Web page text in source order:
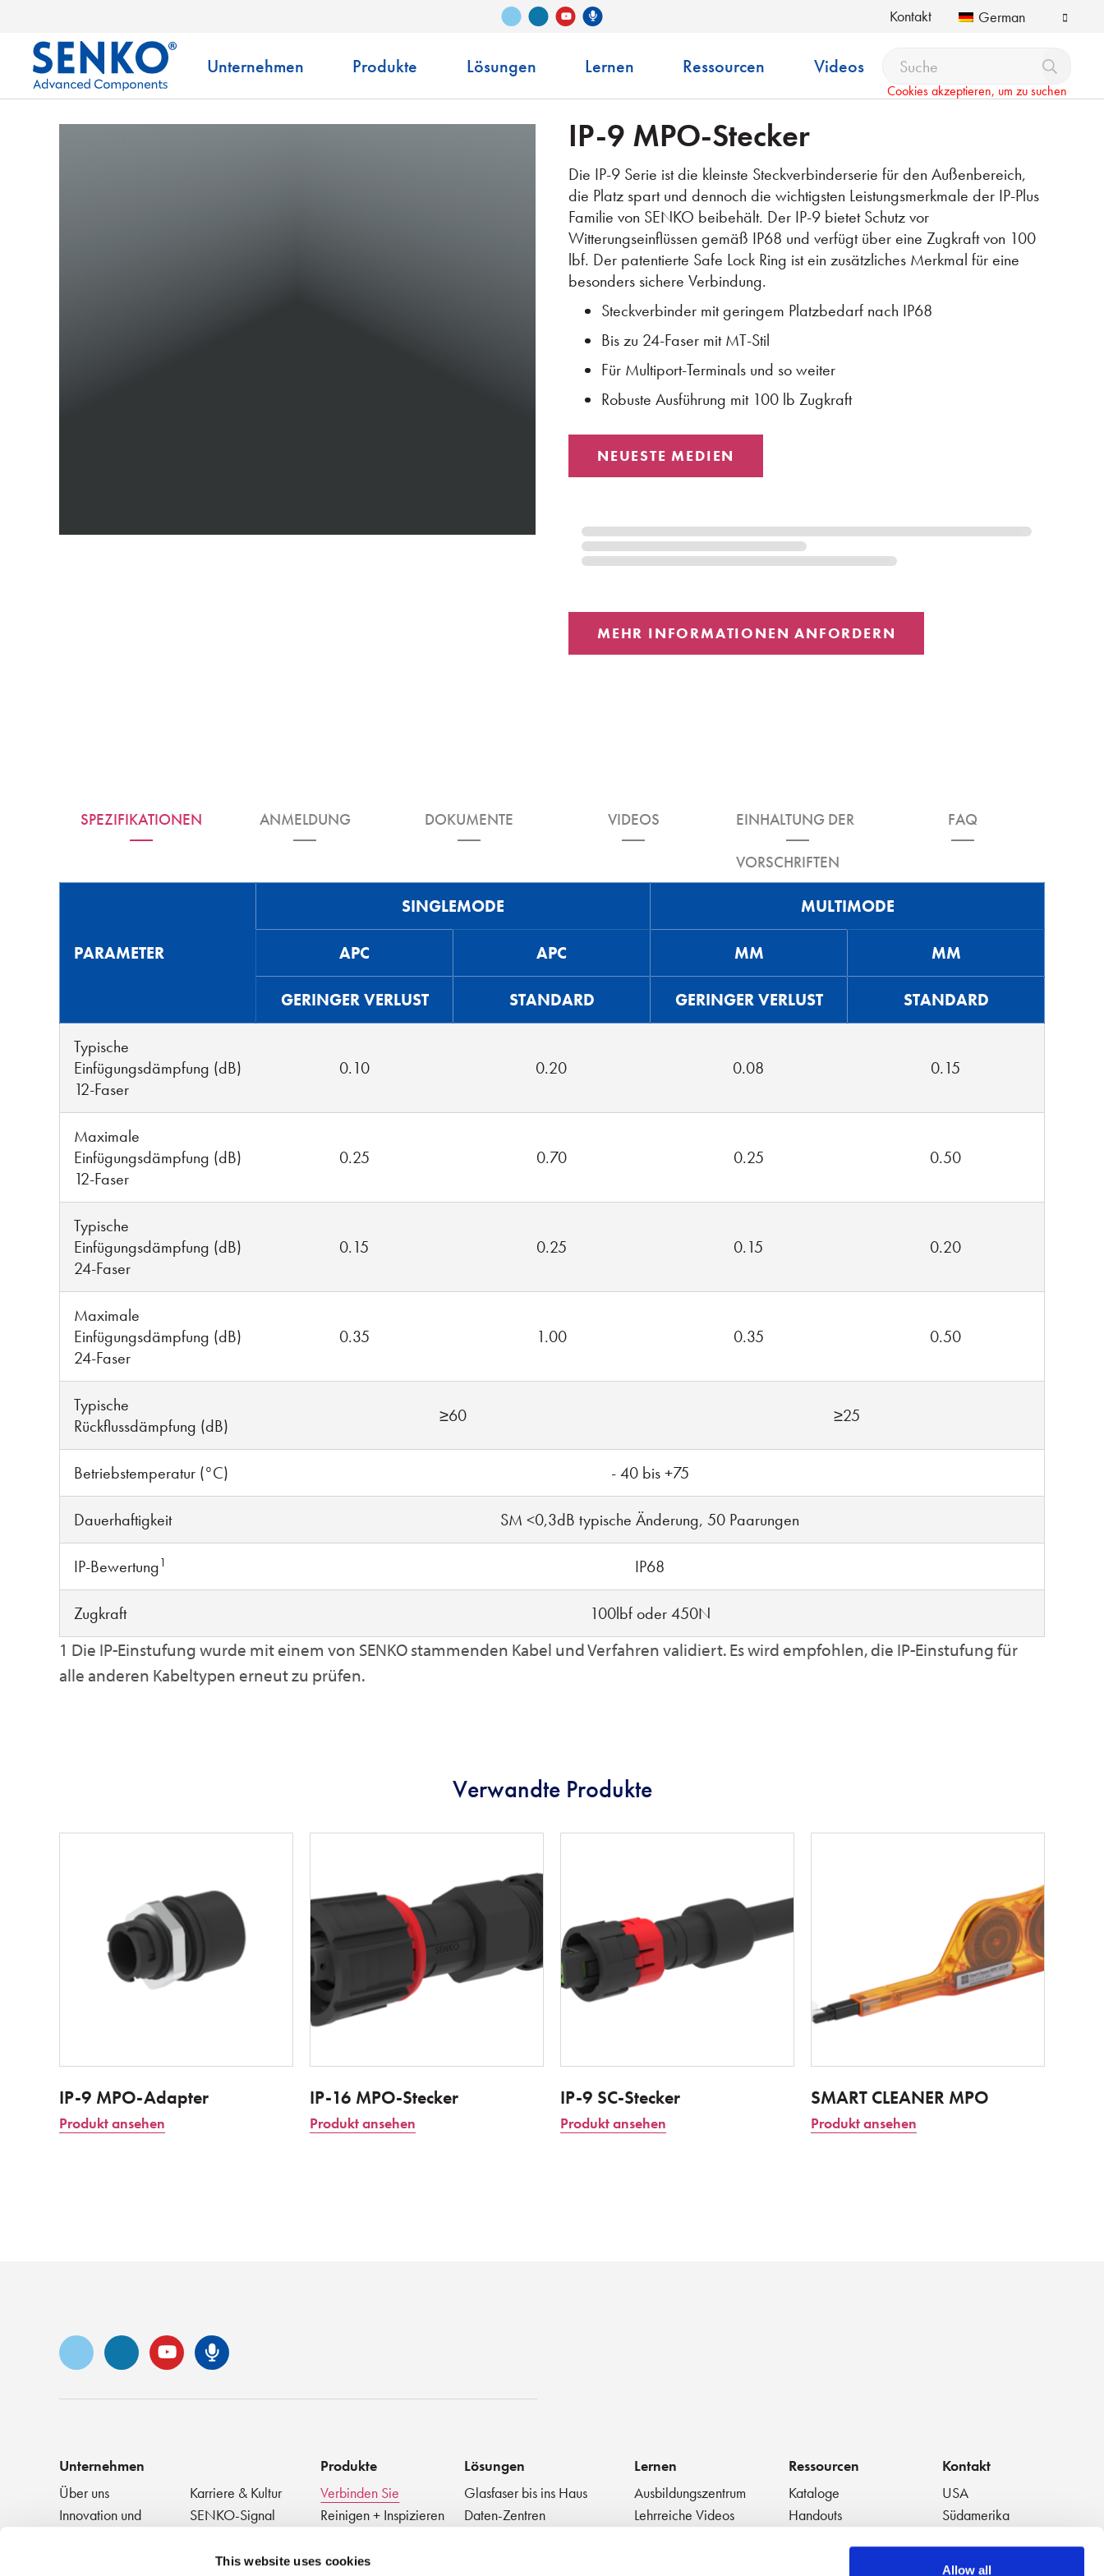
This website uses cookies
Allow all
Vimeo LinkedInYouTubeSenko-Podcast Kontakt German
Unternehmen Produkte Lösungen Lernen Ressourcen Videos
Cookies akzeptieren, um zu suchen
IP-9 MPO-Stecker
Die IP-9 Serie ist die kleinste Steckverbinderserie für den Außenbereich,
die Platz spart und dennoch die wichtigsten Leistungsmerkmale der IP-Plus
Familie von SENKO beibehält. Der IP-9 bietet Schutz vor
Witterungseinflüssen gemäß IP68 und verfügt über eine Zugkraft von 100
lbf. Der patentierte Safe Lock Ring ist ein zusätzliches Merkmal für eine
besonders sichere Verbindung.
Steckverbinder mit geringem Platzbedarf nach IP68
Bis zu 24-Faser mit MT-Stil
Für Multiport-Terminals und so weiter
Robuste Ausführung mit 100 lb Zugkraft
NEUESTE MEDIEN
SPEZIFIKATIONEN ANMELDUNG DOKUMENTE VIDEOS EINHALTUNG DER
VORSCHRIFTEN
FAQ
PARAMETER
SINGLEMODE MULTIMODE
APC APC MM MM
GERINGER VERLUST STANDARD GERINGER VERLUST STANDARD
Typische
Einfügungsdämpfung (dB)
12-Faser
0.10 0.20 0.08 0.15
Maximale
Einfügungsdämpfung (dB)
12-Faser
0.25 0.70 0.25 0.50
Typische
Einfügungsdämpfung (dB)
24-Faser
0.15 0.25 0.15 0.20
Maximale
Einfügungsdämpfung (dB)
24-Faser
0.35 1.00 0.35 0.50
Typische
Rückflussdämpfung (dB)
≥60 ≥25
Betriebstemperatur (°C) - 40 bis +75
Dauerhaftigkeit SM <0,3dB typische Änderung, 50 Paarungen
IP-Bewertung1 IP68
Zugkraft
100lbf oder 450N
1 Die IP-Einstufung wurde mit einem von SENKO stammenden Kabel und Verfahren validiert. Es wird empfohlen, die IP-Einstufung für
alle anderen Kabeltypen erneut zu prüfen.
Verwandte Produkte
IP-9 MPO-Adapter
Produkt ansehen
IP-16 MPO-Stecker
Produkt ansehen
IP-9 SC-Stecker
Produkt ansehen
SMART CLEANER MPO
Produkt ansehen
Vimeo LinkedInYouTubeSenko-Podcast
Unternehmen
Über uns
Karriere & Kultur
Innovation und
Anerkennung
SENKO-Signal
NEWS
Produkte
Verbinden Sie
Reinigen + Inspizieren
+ Testen
Passive Geräte
Lösungen
Glasfaser bis ins Haus
Daten-Zentren
Lernen
Ausbildungszentrum
Lehrreiche Videos
Ressourcen
Kataloge
Handouts
Kontakt
USA
Südamerika